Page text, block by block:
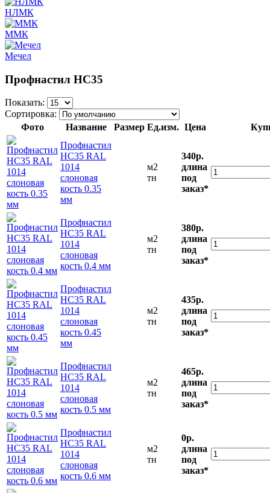
НЛМК
ММК
Мечел
Профнастил НС35
Показать:
Сортировка:
Фото
Название Размер Ед.изм. Цена
Профнастил
НС35 RAL
1014
слоновая
кость 0.35
мм
м2
тн
340р.
длина
под
заказ*
Профнастил
НС35 RAL
1014
слоновая
кость 0.4 мм
м2
тн
380р.
длина
под
заказ*
Профнастил
НС35 RAL
1014
слоновая
кость 0.45
мм
м2
тн
435р.
длина
под
заказ*
Профнастил
НС35 RAL
1014
слоновая
кость 0.5 мм
м2
тн
465р.
длина
под
заказ*
Профнастил
НС35 RAL
1014
слоновая
кость 0.6 мм
м2
тн
0р.
длина
под
заказ*